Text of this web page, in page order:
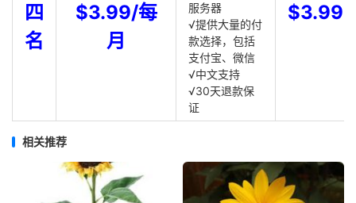
四
名
$3.99/每
月
服务器
√提供大量的付
款选择，包括
支付宝、微信
√中文支持
√30天退款保
证
$3.99
相关推荐